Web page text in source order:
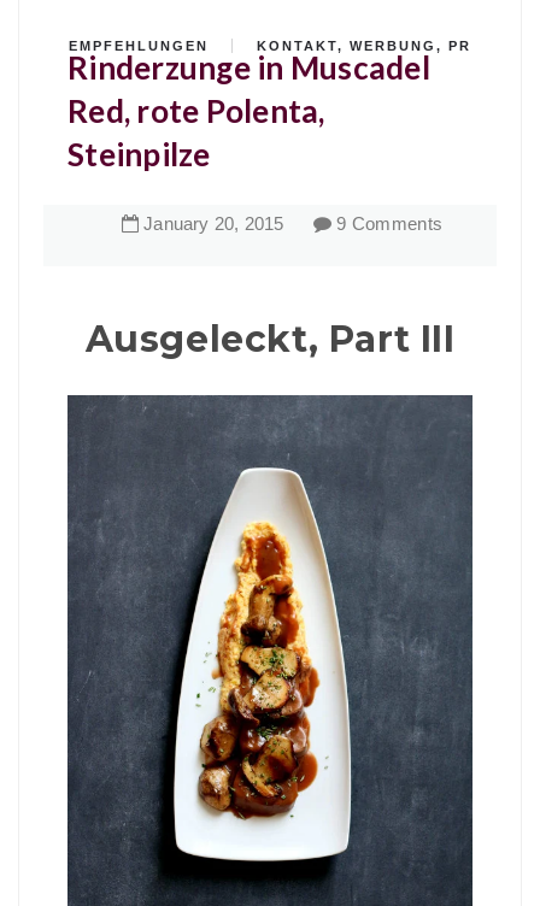
EMPFEHLUNGEN KONTAKT, WERBUNG, PR
Rinderzunge in Muscadel
Red, rote Polenta,
Steinpilze
January 20, 2015 9 Comments
Ausgeleckt, Part III